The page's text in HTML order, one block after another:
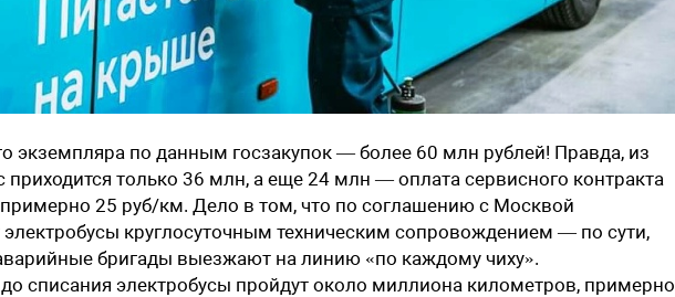
экземпляра по данным госзакупок — более 60 млн рублей! Правда, из
только 36 млн, а еще 24 млн — оплата сервисного контракта
25 руб/км. Дело в том, что по соглашению с Москвой
круглосуточным техническим сопровождением — по сути,
бригады выезжают на линию «по каждому чиху».
до списания электробусы пройдут около миллиона километров, примерно